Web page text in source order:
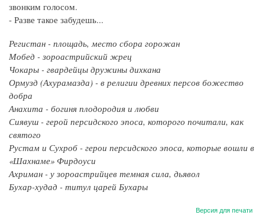
звонким голосом.
- Разве такое забудешь...
Регистан - площадь, место сбора горожан
Мобед - зороастрийский жрец
Чокары - гвардейцы дружины дихкана
Ормузд (Ахурамазда) - в религии древних персов божество
добра
Анахита - богиня плодородия и любви
Сиявуш - герой персидского эпоса, которого почитали, как
святого
Рустам и Сухроб - герои персидского эпоса, которые вошли в
«Шахнаме» Фирдоуси
Ахриман - у зороастрийцев темная сила, дьявол
Бухар-худад - титул царей Бухары
Версия для печати